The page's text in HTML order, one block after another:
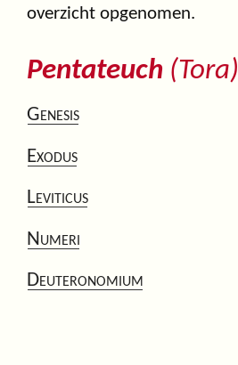
overzicht opgenomen.
Pentateuch (Tora)
Genesis
Exodus
Leviticus
Numeri
Deuteronomium